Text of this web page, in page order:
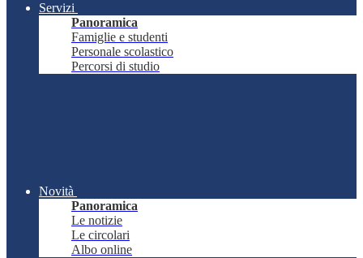
Servizi
Panoramica
Famiglie e studenti
Personale scolastico
Percorsi di studio
Novità
Panoramica
Le notizie
Le circolari
Albo online